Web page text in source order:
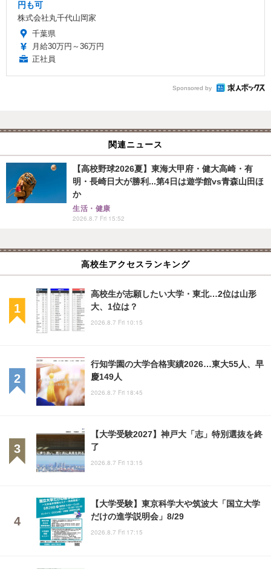
円も可
株式会社丸千代山岡家
千葉県
月給30万円～36万円
正社員
Sponsored by
関連ニュース
【高校野球2026夏】東海大甲府・健大高崎・有
明・長崎日大が勝利...第4日は遊学館vs青森山田ほ
か
生活・健康
2026.8.7 Fri 15:52
高校生アクセスランキング
高校生が志願したい大学・東北…2位は山形
大、1位は？
2026.8.7 Fri 10:15
行知学園の大学合格実績2026…東大55人、早
慶149人
2026.8.7 Fri 18:45
【大学受験2027】神戸大「志」特別選抜を終
了
2026.8.7 Fri 13:15
【大学受験】東京科学大や筑波大「国立大学
だけの進学説明会」8/29
2026.8.7 Fri 17:15